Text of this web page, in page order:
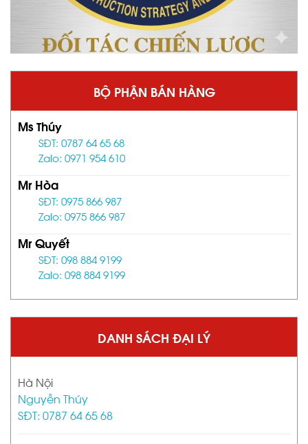
BỘ PHẬN BÁN HÀNG
Ms Thúy
SĐT: 0787 64 65 68
Zalo: 0971 954 610
Mr Hòa
SĐT: 0975 866 987
Zalo: 0975 866 987
Mr Quyết
SĐT: 098 884 9199
Zalo: 098 884 9199
DANH SÁCH ĐẠI LÝ
Hà Nội
Nguyễn Thúy
SĐT: 0787 64 65 68